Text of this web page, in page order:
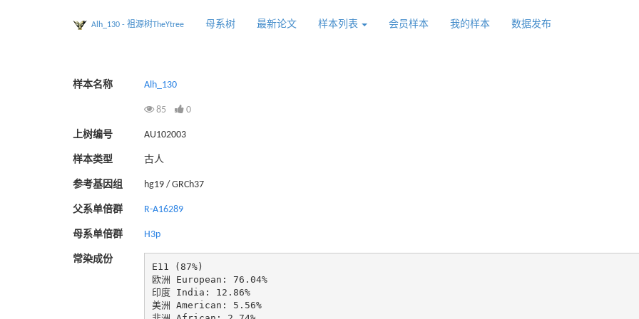
Alh_130 - 祖源树TheYtree 母系树 最新论文 样本列表 会员样本 我的样本 数据发布
样本名称 Alh_130
85 0
上树编号 AU102003
样本类型 古人
参考基因组 hg19 / GRCh37
父系单倍群 R-A16289
母系单倍群 H3p
常染成份
E11 (87%)
欧洲 European: 76.04%
印度 India: 12.86%
美洲 American: 5.56%